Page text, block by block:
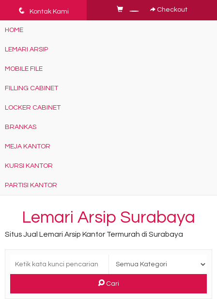
q Kontak Kami Checkout
HOME
LEMARI ARSIP
MOBILE FILE
FILLING CABINET
LOCKER CABINET
BRANKAS
MEJA KANTOR
KURSI KANTOR
PARTISI KANTOR
Lemari Arsip Surabaya
Situs Jual Lemari Arsip Kantor Termurah di Surabaya
Cari